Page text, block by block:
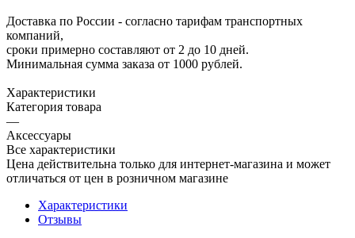
Доставка по России - согласно тарифам транспортных
компаний,
сроки примерно составляют от 2 до 10 дней.
Минимальная сумма заказа от 1000 рублей.
Характеристики
Категория товара
—
Аксессуары
Все характеристики
Цена действительна только для интернет-магазина и может
отличаться от цен в розничном магазине
Характеристики
Отзывы